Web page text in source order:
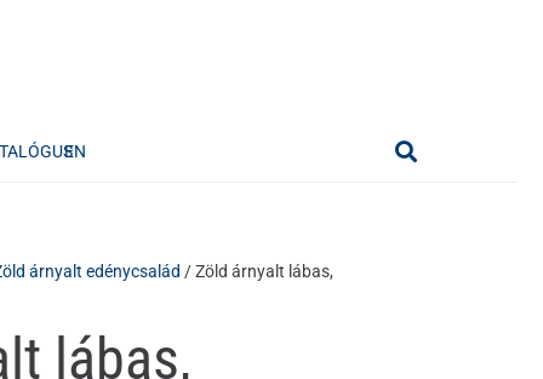
EN
árnyalt edénycsalád / Zöld árnyalt lábas,
lábas,